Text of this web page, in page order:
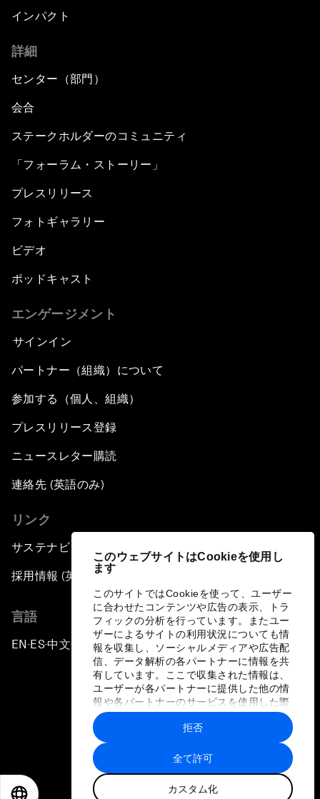
このウェブサイトはCookieを使用し
ます
このサイトではCookieを使って、ユーザー
に合わせたコンテンツや広告の表示、トラ
フィックの分析を行っています。またユー
ザーによるサイトの利用状況についても情
報を収集し、ソーシャルメディアや広告配
信、データ解析の各パートナーに情報を共
有しています。ここで収集された情報は、
ユーザーが各パートナーに提供した他の情
報や各パートナーのサービスを使用した際
に収集された情報と組み合わされ、各パー
トナーによって使用されることがありま
す。
全て許可
カスタム化
拒否
インパクト
詳細
センター（部門）
会合
ステークホルダーのコミュニティ
「フォーラム・ストーリー」
プレスリリース
フォトギャラリー
ビデオ
ポッドキャスト
エンゲージメント
サインイン
パートナー（組織）について
参加する（個人、組織）
プレスリリース登録
ニュースレター購読
連絡先 (英語のみ)
リンク
サステナビリティへの取り組み
採用情報 (英語のみ)
言語
EN ▪ES▪中文▪ 日本語
プライバシーポリシーと利用規約
サイトマップ
©
世界経済フォーラム